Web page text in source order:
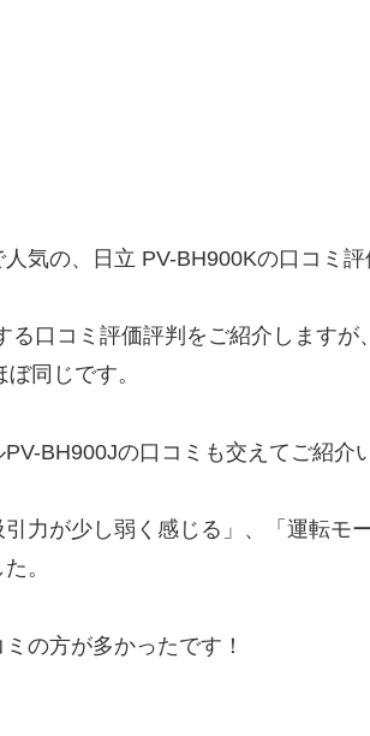
気の、日立 PV-BH900Kの口コミ評
る口コミ評価評判をご紹介しますが
同じです。
BH900Jの口コミも交えてご紹介
力が少し弱く感じる」、「運転モ
。
の方が多かったです！